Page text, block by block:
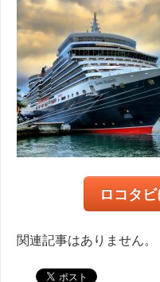
ロコタ
関連記事はありません。